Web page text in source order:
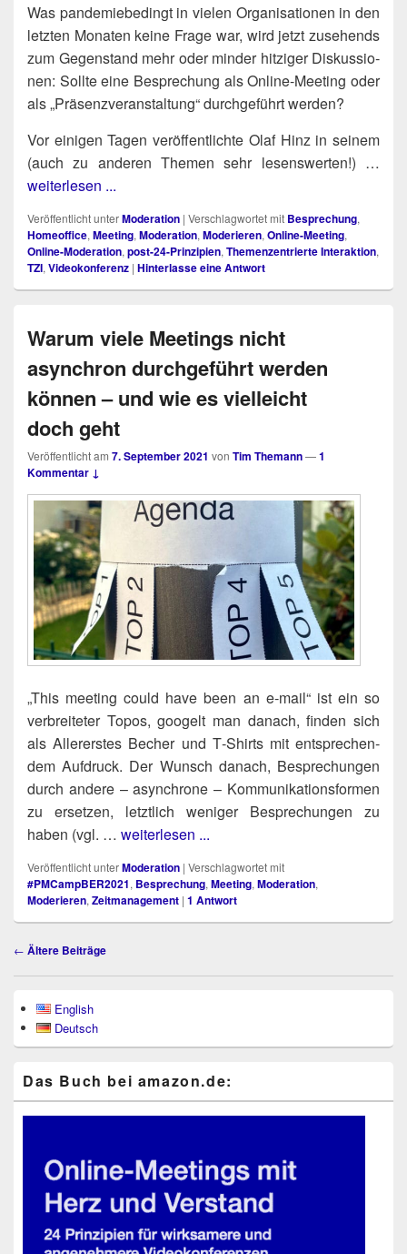
Was pan­de­mie­be­dingt in vie­len Orga­ni­sa­tio­nen in den
letz­ten Mona­ten kei­ne Fra­ge war, wird jetzt zuse­hends
zum Gegen­stand mehr oder min­der hit­zi­ger Dis­kus­sio­
nen: Soll­te eine Bespre­chung als Online-Mee­ting oder
als „Prä­senz­ver­an­stal­tung“ durch­ge­führt werden?
Vor eini­gen Tagen ver­öf­fent­lich­te Olaf Hinz in sei­nem
(auch zu ande­ren The­men sehr lesens­wer­ten!) …
weiterlesen ...
Veröffentlicht unterModeration | Verschlagwortet mit Besprechung,
Homeoffice, Meeting, Moderation, Moderieren, Online-Meeting,
Online-Moderation, post-24-Prinzipien, Themenzentrierte Interaktion,
TZI, Videokonferenz | Hinterlasse eine Antwort
Warum viele Meetings nicht
asynchron durchgeführt werden
können – und wie es vielleicht
doch geht
Veröffentlicht am 7. September 2021 von Tim Themann—1
Kommentar ↓
„This mee­ting could have been an e‑mail“ ist ein so
ver­brei­te­ter Topos, goo­gelt man danach, fin­den sich
als Aller­ers­tes Becher und T‑Shirts mit ent­spre­chen­
dem Auf­druck. Der Wunsch danach, Bespre­chun­gen
durch ande­re – asyn­chro­ne – Kom­mu­ni­ka­ti­ons­for­men
zu erset­zen, letzt­lich weni­ger Bespre­chun­gen zu
haben (vgl. … weiterlesen ...
Veröffentlicht unterModeration | Verschlagwortet mit
#PMCampBER2021, Besprechung, Meeting, Moderation,
Moderieren, Zeitmanagement | 1 Antwort
Beitragsnavigation
← Ältere Beiträge
Seitenleisten-
Widgetbereich
English
Deutsch
Das Buch bei ama​zon​.de: